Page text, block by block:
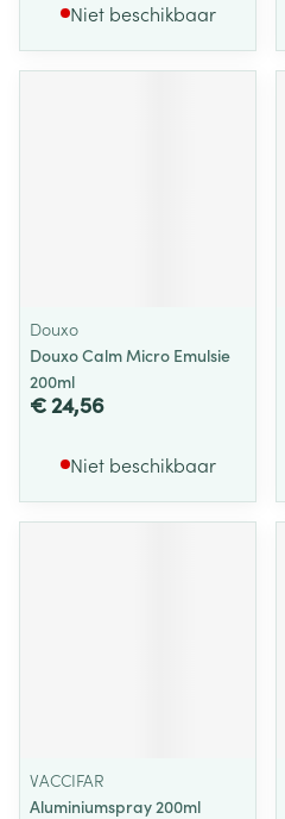
Niet beschikbaar
Douxo
Douxo Calm Micro Emulsie
200ml
€ 24,56
Niet beschikbaar
VACCIFAR
Aluminiumspray 200ml